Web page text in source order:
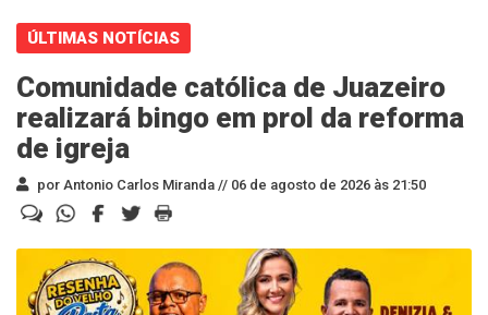
ÚLTIMAS NOTÍCIAS
Comunidade católica de Juazeiro
realizará bingo em prol da reforma
de igreja
por Antonio Carlos Miranda // 06 de agosto de 2026 às 21:50